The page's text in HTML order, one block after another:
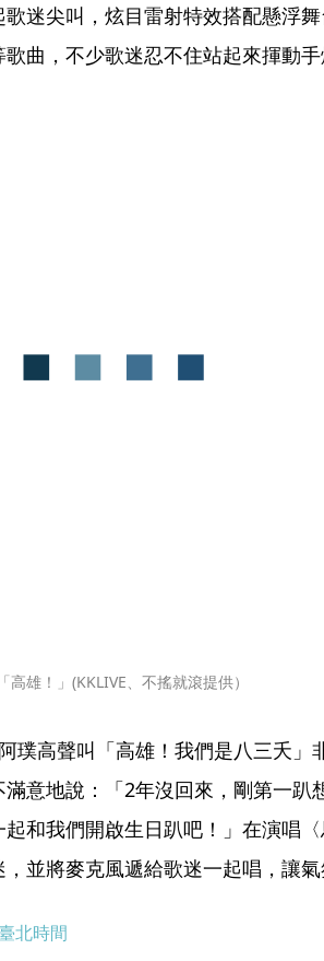
迷尖叫，炫目雷射特效搭配懸浮
曲，不少歌迷忍不住站起來揮動手
高雄！」(KKLIVE、不搖就滾提供）
璞高聲叫「高雄！我們是八三夭」
意地說：「2年沒回來，剛第一趴
和我們開啟生日趴吧！」在演唱
並將麥克風遞給歌迷一起唱，讓氣
北時間